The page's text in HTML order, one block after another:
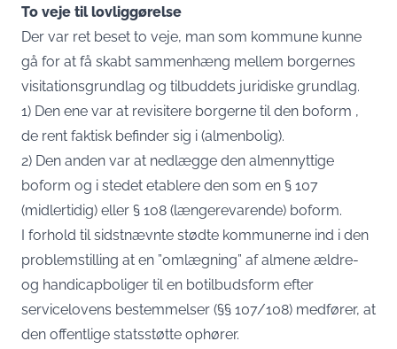
To veje til lovliggørelse
Der var ret beset to veje, man som kommune kunne
gå for at få skabt sammenhæng mellem borgernes
visitationsgrundlag og tilbuddets juridiske grundlag.
1) Den ene var at revisitere borgerne til den boform ,
de rent faktisk befinder sig i (almenbolig).
2) Den anden var at nedlægge den almennyttige
boform og i stedet etablere den som en § 107
(midlertidig) eller § 108 (længerevarende) boform.
I forhold til sidstnævnte stødte kommunerne ind i den
problemstilling at en ”omlægning” af almene ældre-
og handicapboliger til en botilbudsform efter
servicelovens bestemmelser (§§ 107/108) medfører, at
den offentlige statsstøtte ophører.